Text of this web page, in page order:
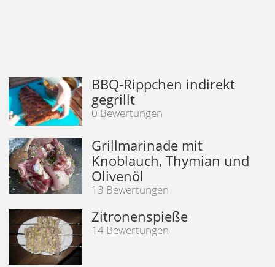
BBQ-Rippchen indirekt
gegrillt
0 Bewertungen
Grillmarinade mit
Knoblauch, Thymian und
Olivenöl
13 Bewertungen
Zitronenspieße
14 Bewertungen